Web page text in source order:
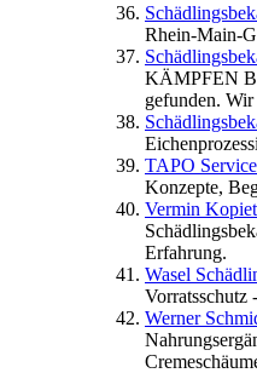
Rhein-Main-
KÄMPFEN
gefunden.
TAPO
Konzepte,
Vermin
Erfahrung.
Wasel
Vorratsschutz
Werner